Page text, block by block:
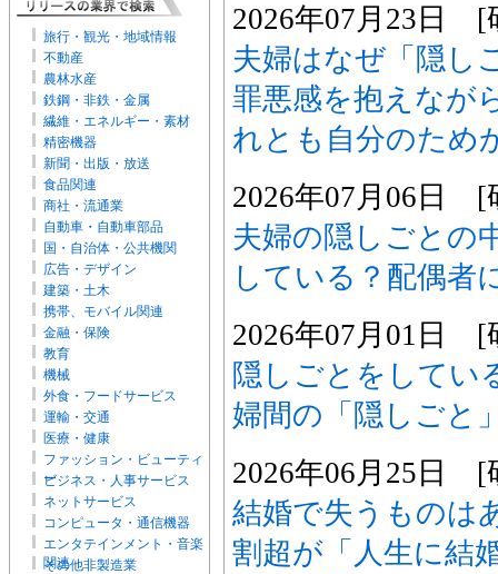
旅行・観光・地域情報
不動産
農林水産
鉄鋼・非鉄・金属
繊維・エネルギー・素材
精密機器
新聞・出版・放送
食品関連
商社・流通業
自動車・自動車部品
国・自治体・公共機関
広告・デザイン
建築・土木
携帯、モバイル関連
金融・保険
教育
機械
外食・フードサービス
運輸・交通
医療・健康
ファッション・ビューティ
ー
ビジネス・人事サービス
ネットサービス
コンピュータ・通信機器
エンタテインメント・音楽
関連
その他非製造業
2026年07月23日 [
夫婦はなぜ「隠し
罪悪感を抱えなが
れとも自分のため
2026年07月06日 [
夫婦の隠しごとの
している？配偶者
2026年07月01日 [
隠しごとをしてい
婦間の「隠しごと
2026年06月25日 [
結婚で失うものは
割超が「人生に結